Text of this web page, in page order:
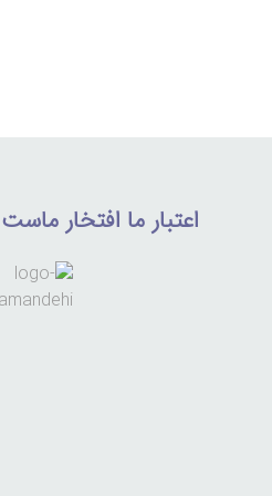
اعتبار ما افتخار ماست